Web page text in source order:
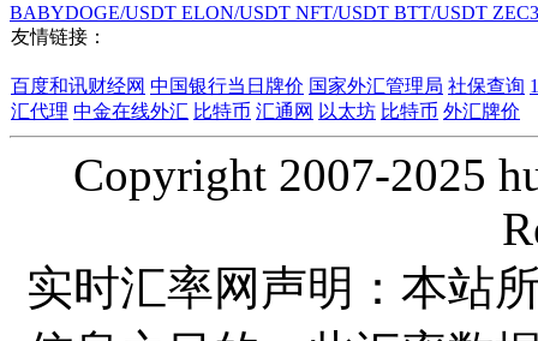
BABYDOGE/USDT ELON/USDT NFT/USDT BTT/USDT
友情链接：
百度和讯财经网 中国银行当日牌价 国家外汇管理局 社保查询
汇代理 中金在线外汇 比特币 汇通网 以太坊 比特币 外汇牌价
Copyright 2007-2025
实时汇率网声明：本站